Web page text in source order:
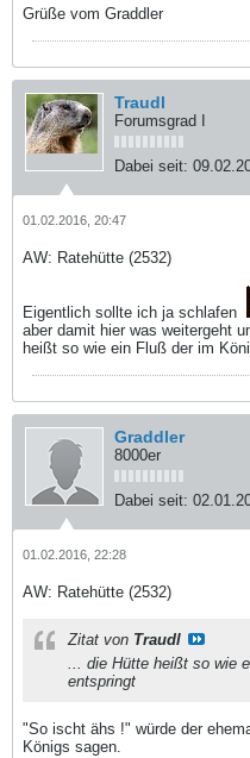
Grüße vom Graddler
Traudl
Forumsgrad I
Dabei seit:
01.02.2016, 20:47
AW: Ratehütte (2532)
Eigentlich sollte ich ja schlafen
aber damit hier was weitergeht
heißt so wie ein Fluß der im
Graddler
8000er
Dabei seit:
01.02.2016, 22:28
AW: Ratehütte (2532)
Zitat von Traudl
... die Hütte heißt so wie
entspringt
"So ischt ähs !" würde der
Königs sagen.